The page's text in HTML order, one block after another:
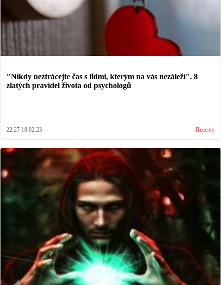
"Nikdy neztrácejte čas s lidmi, kterým na vás nezáleží". 8
zlatých pravidel života od psychologů
22:27 18.02.23 Recepty